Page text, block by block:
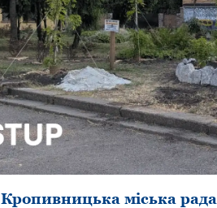
Кропивницька міська